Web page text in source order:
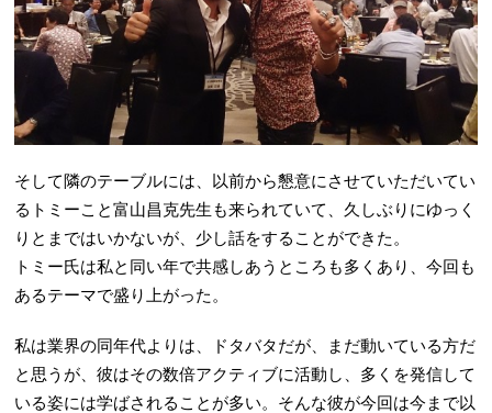
そして隣のテーブルには、以前から懇意にさせていただいてい
るトミーこと富山昌克先生も来られていて、久しぶりにゆっく
りとまではいかないが、少し話をすることができた。
トミー氏は私と同い年で共感しあうところも多くあり、今回も
あるテーマで盛り上がった。
私は業界の同年代よりは、ドタバタだが、まだ動いている方だ
と思うが、彼はその数倍アクティブに活動し、多くを発信して
いる姿には学ばされることが多い。そんな彼が今回は今まで以